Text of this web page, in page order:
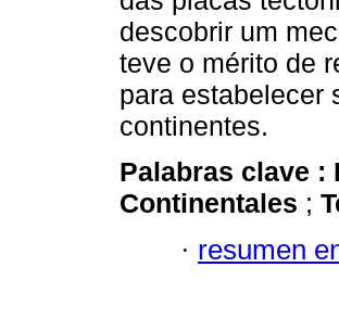
descobrir um
teve o mérito de
para estabelecer
continentes.
Palabras clave :
Continentales ;
· resumen